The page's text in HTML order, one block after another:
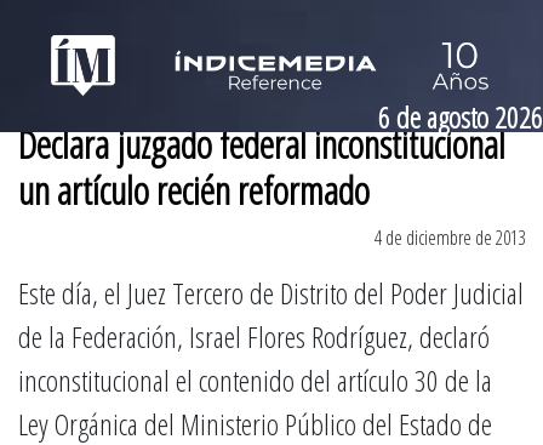
6 de agosto 2026
Declara juzgado federal inconstitucional
un artículo recién reformado
4 de diciembre de 2013
Este día, el Juez Tercero de Distrito del Poder Judicial
de la Federación, Israel Flores Rodríguez, declaró
inconstitucional el contenido del artículo 30 de la
Ley Orgánica del Ministerio Público del Estado de